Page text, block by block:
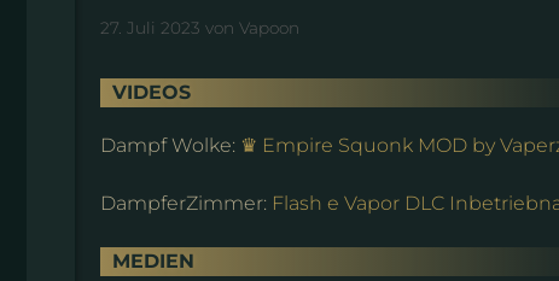
27. Juli 2023 von Vapoon
VIDEOS
Dampf Wolke: ♛ Empire Squonk MOD by
DampferZimmer: Flash e Vapor DLC
MEDIEN